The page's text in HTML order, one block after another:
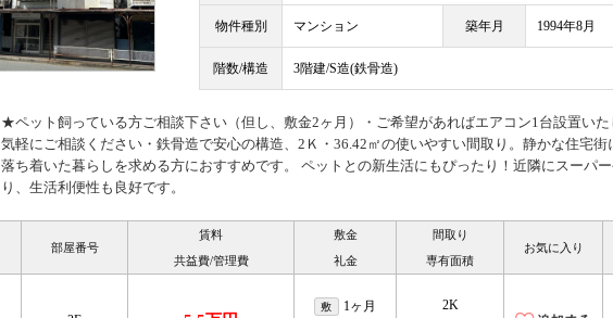
物件種別 マンション 築年月 1994年8月
階数/構造 3階建/S造(鉄骨造)
★ペット飼っている方ご相談下さい（但し、敷金2ヶ月）・ご希望があればエアコン1台設置いた
気軽にご相談ください・鉄骨造で安心の構造、2Ｋ・36.42㎡の使いやすい間取り。静かな住宅街
落ち着いた暮らしを求める方におすすめです。 ペットとの新生活にもぴったり！近隣にスーパ
り、生活利便性も良好です。
部屋番号
賃料
共益費/管理費
敷金
礼金
間取り
専有面積
お気に入り
敷 1ヶ月
2K